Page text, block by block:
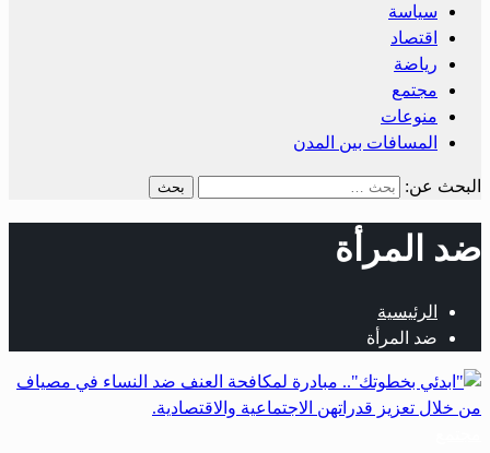
سياسة
اقتصاد
رياضة
مجتمع
منوعات
المسافات بين المدن
البحث عن:
ضد المرأة
الرئيسية
ضد المرأة